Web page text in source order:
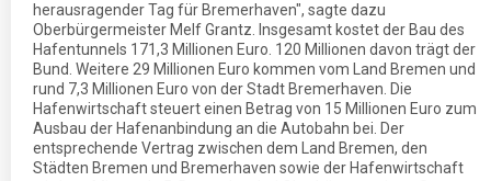
herausragender Tag für Bremerhaven", sagte dazu
Oberbürgermeister Melf Grantz. Insgesamt kostet der Bau des
Hafentunnels 171,3 Millionen Euro. 120 Millionen davon trägt der
Bund. Weitere 29 Millionen Euro kommen vom Land Bremen und
rund 7,3 Millionen Euro von der Stadt Bremerhaven. Die
Hafenwirtschaft steuert einen Betrag von 15 Millionen Euro zum
Ausbau der Hafenanbindung an die Autobahn bei. Der
entsprechende Vertrag zwischen dem Land Bremen, den
Städten Bremen und Bremerhaven sowie der Hafenwirtschaft